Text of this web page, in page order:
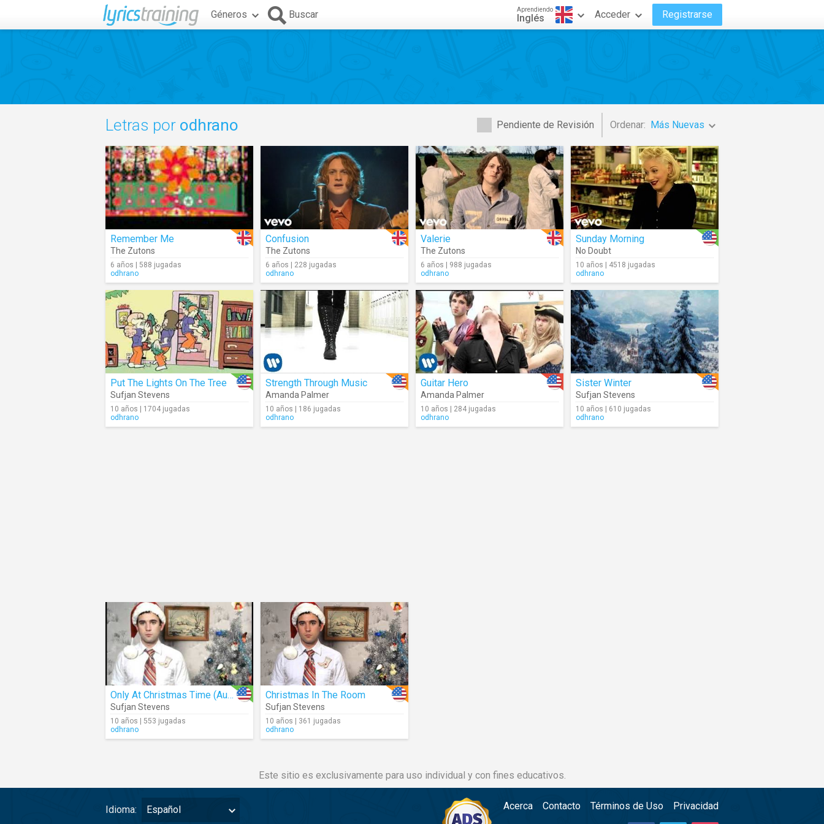
Géneros Buscar Aprendiendo
Inglés Acceder Registrarse
Pendiente de Revisión Ordenar: Más Nuevas
Letras por odhrano
Remember Me
The Zutons
6 años | 588 jugadas
odhrano
Confusion
The Zutons
6 años | 228 jugadas
odhrano
Valerie
The Zutons
6 años | 988 jugadas
odhrano
Sunday Morning
No Doubt
10 años | 4518 jugadas
odhrano
Put The Lights On The Tree
Sufjan Stevens
10 años | 1704 jugadas
odhrano
Strength Through Music
Amanda Palmer
10 años | 186 jugadas
odhrano
Guitar Hero
Amanda Palmer
10 años | 284 jugadas
odhrano
Sister Winter
Sufjan Stevens
10 años | 610 jugadas
odhrano
Only At Christmas Time (Audio)
Sufjan Stevens
10 años | 553 jugadas
odhrano
Christmas In The Room
Sufjan Stevens
10 años | 361 jugadas
odhrano
Este sitio es exclusivamente para uso individual y con fines educativos.
Idioma: Español Acerca Contacto Términos de Uso Privacidad